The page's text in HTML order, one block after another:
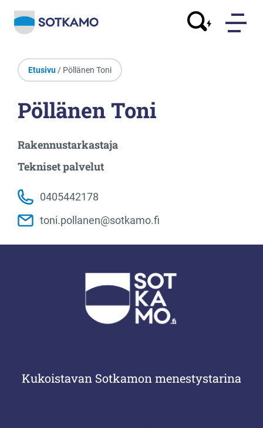
Etusivu / Pöllänen Toni
Pöllänen Toni
Rakennustarkastaja
Tekniset palvelut
0405442178
toni.pollanen@sotkamo.fi
Kukoistavan Sotkamon menestystarina